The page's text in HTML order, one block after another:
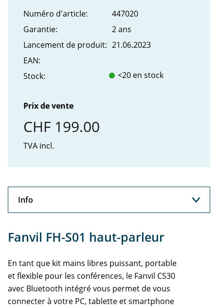
Numéro d'article:
447020
Garantie:
2 ans
Lancement de produit: 21.06.2023
EAN:
Stock:
<20 en stock
Prix de vente
CHF 199.00
TVA incl.
Info
Fanvil FH-S01 haut-parleur
En tant que kit mains libres puissant, portable
et flexible pour les conférences, le Fanvil CS30
avec Bluetooth intégré vous permet de vous
connecter à votre PC, tablette et smartphone